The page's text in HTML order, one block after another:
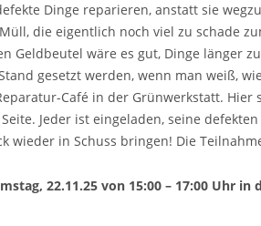
Dinge reparieren, anstatt sie
die eigentlich noch viel zu schade
Geldbeutel wäre es gut, Dinge länger
gesetzt werden, wenn man weiß,
Café in der Grünwerkstatt. Hier
Jeder ist eingeladen, seine
wieder in Schuss bringen! Die
22.11.25 von 15:00 – 17:00 Uhr